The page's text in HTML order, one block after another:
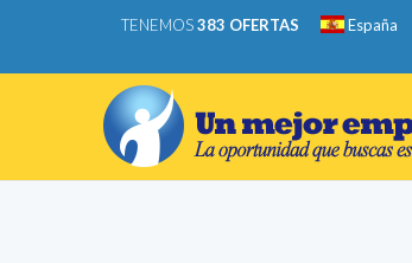
TENEMOS383 OFERTAS España